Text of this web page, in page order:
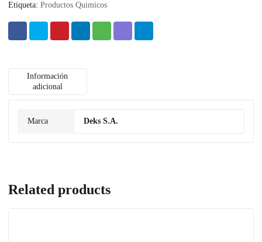
Etiqueta: Productos Quimicos
Información
adicional
Marca Deks S.A.
Related products